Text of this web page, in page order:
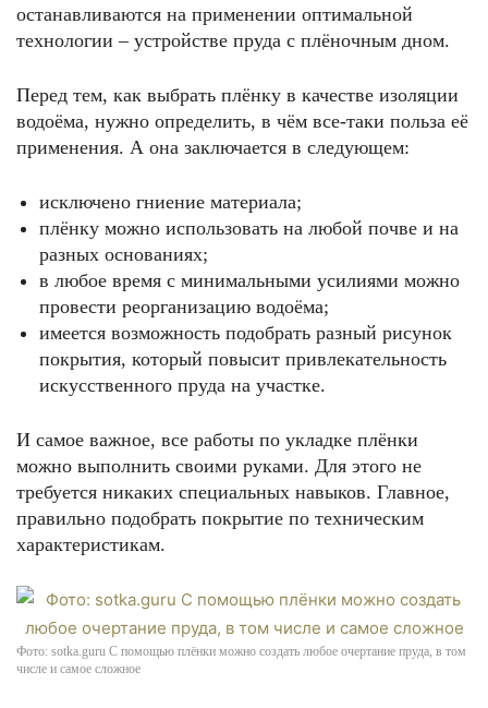
останавливаются на применении оптимальной
технологии – устройстве пруда с плёночным дном.
Перед тем, как выбрать плёнку в качестве изоляции
водоёма, нужно определить, в чём все-таки польза её
применения. А она заключается в следующем:
исключено гниение материала;
плёнку можно использовать на любой почве и на
разных основаниях;
в любое время с минимальными усилиями можно
провести реорганизацию водоёма;
имеется возможность подобрать разный рисунок
покрытия, который повысит привлекательность
искусственного пруда на участке.
И самое важное, все работы по укладке плёнки
можно выполнить своими руками. Для этого не
требуется никаких специальных навыков. Главное,
правильно подобрать покрытие по техническим
характеристикам.
Фото: sotka.guru С помощью плёнки можно создать любое очертание пруда, в том
числе и самое сложное